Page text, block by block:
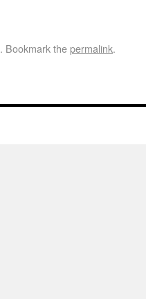
. Bookmark thepermalink.